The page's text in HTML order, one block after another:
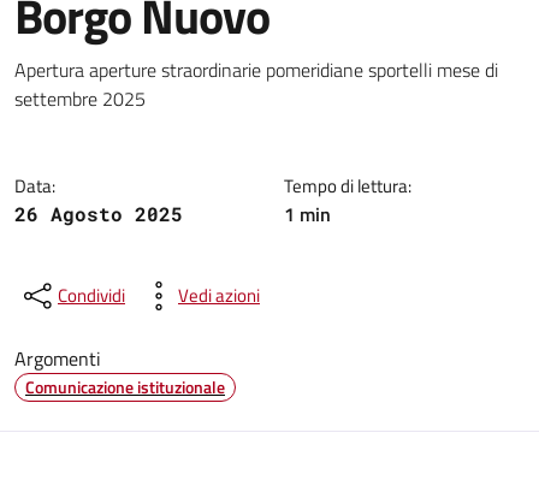
Borgo Nuovo
Dettagli della notizia
Apertura aperture straordinarie pomeridiane sportelli mese di
settembre 2025
Data:
26 Agosto 2025
Tempo di lettura:
1 min
Condividi Vedi azioni
Argomenti
Comunicazione istituzionale